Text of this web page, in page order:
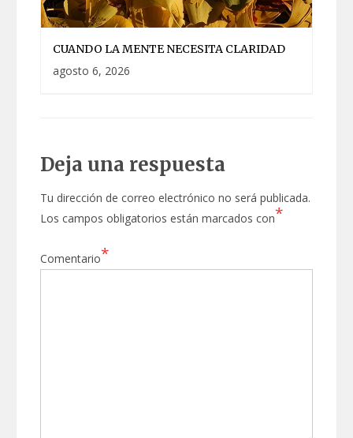
CUANDO LA MENTE NECESITA CLARIDAD
agosto 6, 2026
Deja una respuesta
Tu dirección de correo electrónico no será publicada.
Los campos obligatorios están marcados con*
Comentario*